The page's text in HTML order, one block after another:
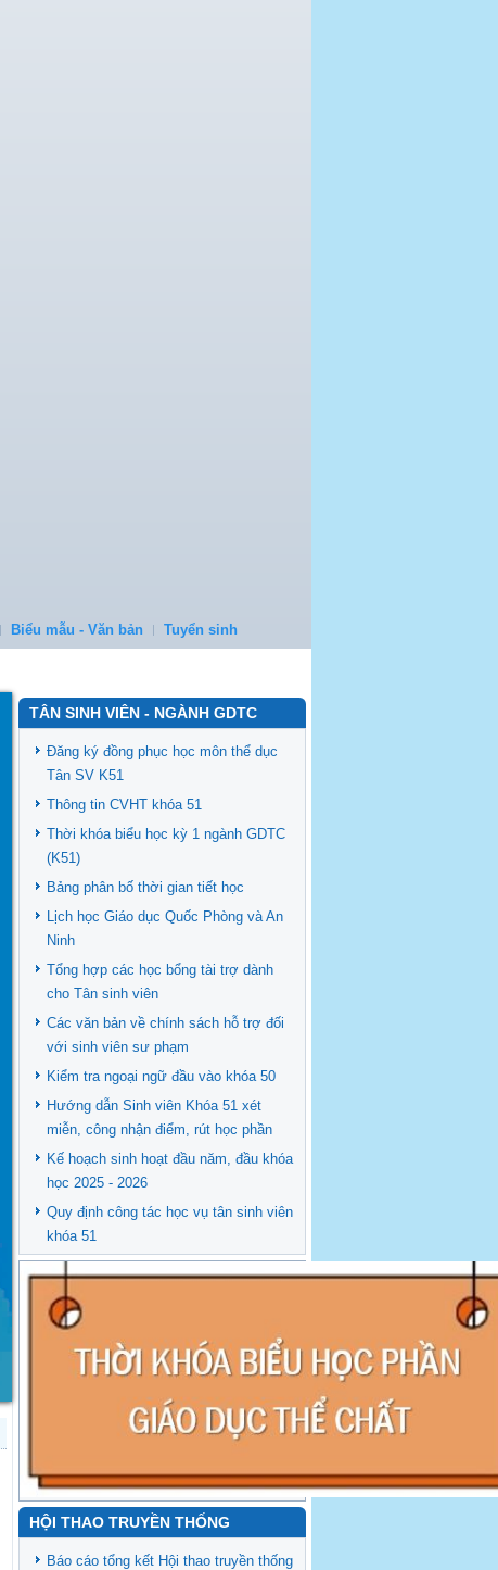
Biểu mẫu - Văn bản Tuyển sinh
TÂN SINH VIÊN - NGÀNH GDTC
Đăng ký đồng phục học môn thể dục
Tân SV K51
Thông tin CVHT khóa 51
Thời khóa biểu học kỳ 1 ngành GDTC
(K51)
Bảng phân bố thời gian tiết học
Lịch học Giáo dục Quốc Phòng và An
Ninh
Tổng hợp các học bổng tài trợ dành
cho Tân sinh viên
Các văn bản về chính sách hỗ trợ đối
với sinh viên sư phạm
Kiểm tra ngoại ngữ đầu vào khóa 50
Hướng dẫn Sinh viên Khóa 51 xét
miễn, công nhận điểm, rút học phần
Kế hoạch sinh hoạt đầu năm, đầu khóa
học 2025 - 2026
Quy định công tác học vụ tân sinh viên
khóa 51
HỘI THAO TRUYỀN THỐNG
Báo cáo tổng kết Hội thao truyền thống